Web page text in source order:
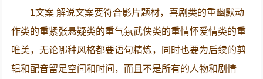
1文案 解说文案要符合影片题材，喜剧类的重幽默动
作类的重紧张悬疑类的重气氛武侠类的重情怀爱情类的重
唯美，无论哪种风格都要语句精炼，同时也要为后续的剪
辑和配音留足空间和时间，而且不是所有的人物和剧情